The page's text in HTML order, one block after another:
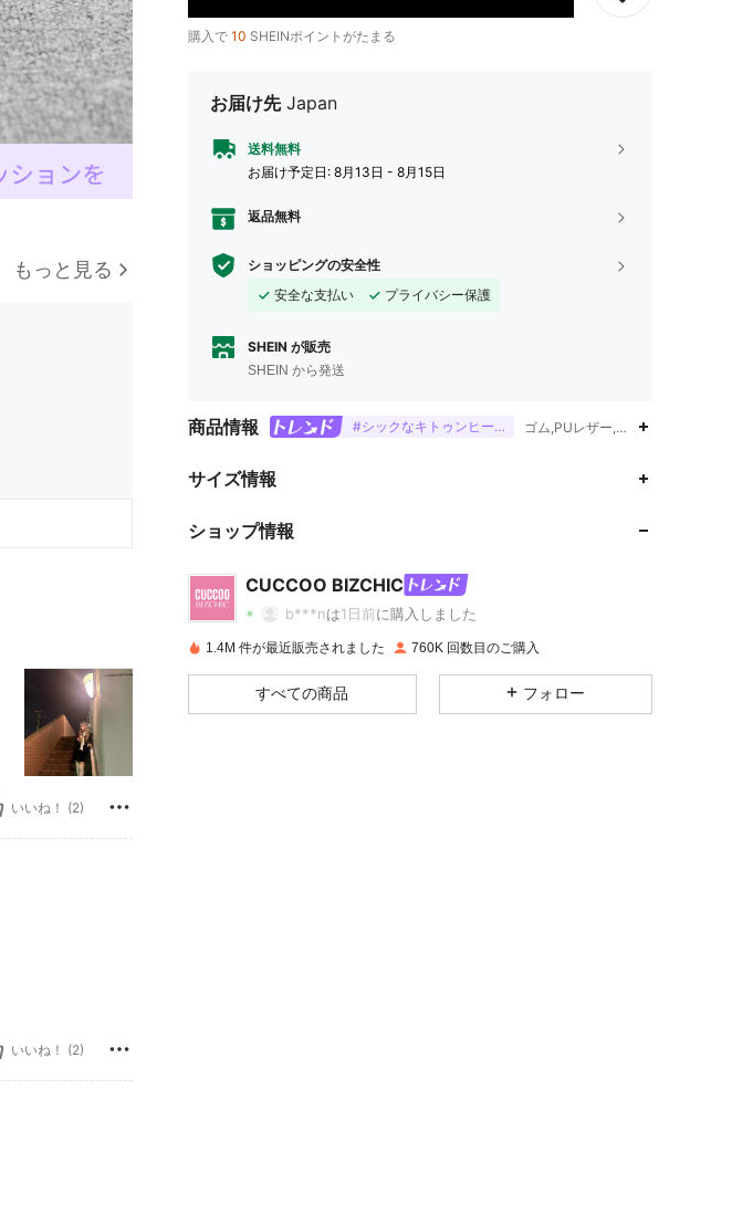
もっと見る
いいね！ (2)
いいね！ (2)
購入で 10 SHEINポイントがたまる
お届け先 Japan
送料無料
お届け予定日: 8月13日 - 8月15日
返品無料
ショッピングの安全性
安全な支払い
プライバシー保護
SHEIN が販売
SHEIN から発送
商品情報 #シックなキトゥンヒール ゴム,PUレザー,クロス
サイズ情報
ショップ情報
CUCCOO BIZCHIC
4.89
4.89 8.2K 806K
b***nは1日前に購入しました
1.4M 件が最近販売されました 760K 回数目のご購入
すべての商品 フォロー